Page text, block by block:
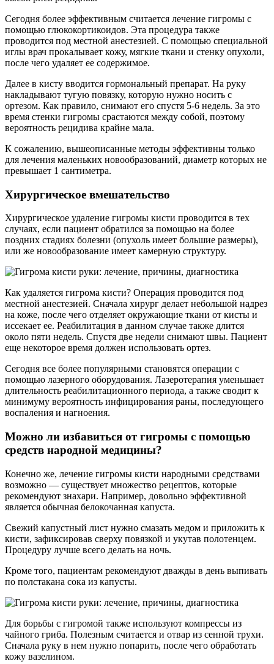
Сегодня более эффективным считается лечение гигромы с
помощью глюкокортикоидов. Эта процедура также
проводится под местной анестезией. С помощью специальной
иглы врач прокалывает кожу, мягкие ткани и стенку опухоли,
после чего удаляет ее содержимое.
Далее в кисту вводится гормональный препарат. На руку
накладывают тугую повязку, которую нужно носить с
ортезом. Как правило, снимают его спустя 5-6 недель. За это
время стенки гигромы срастаются между собой, поэтому
вероятность рецидива крайне мала.
К сожалению, вышеописанные методы эффективны только
для лечения маленьких новообразований, диаметр которых не
превышает 1 сантиметра.
Хирургическое вмешательство
Хирургическое удаление гигромы кисти проводится в тех
случаях, если пациент обратился за помощью на более
поздних стадиях болезни (опухоль имеет большие размеры),
или же новообразование имеет камерную структуру.
Как удаляется гигрома кисти? Операция проводится под
местной анестезией. Сначала хирург делает небольшой надрез
на коже, после чего отделяет окружающие ткани от кисты и
иссекает ее. Реабилитация в данном случае также длится
около пяти недель. Спустя две недели снимают швы. Пациент
еще некоторое время должен использовать ортез.
Сегодня все более популярными становятся операции с
помощью лазерного оборудования. Лазеротерапия уменьшает
длительность реабилитационного периода, а также сводит к
минимуму вероятность инфицирования раны, последующего
воспаления и нагноения.
Можно ли избавиться от гигромы с помощью
средств народной медицины?
Конечно же, лечение гигромы кисти народными средствами
возможно — существует множество рецептов, которые
рекомендуют знахари. Например, довольно эффективной
является обычная белокочанная капуста.
Свежий капустный лист нужно смазать медом и приложить к
кисти, зафиксировав сверху повязкой и укутав полотенцем.
Процедуру лучше всего делать на ночь.
Кроме того, пациентам рекомендуют дважды в день выпивать
по полстакана сока из капусты.
Для борьбы с гигромой также используют компрессы из
чайного гриба. Полезным считается и отвар из сенной трухи.
Сначала руку в нем нужно попарить, после чего обработать
кожу вазелином.